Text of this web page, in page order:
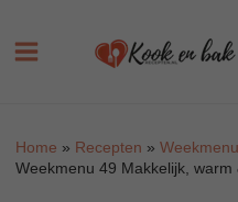
Home Recepten
Weekmenu 49 Makkelijk, warm